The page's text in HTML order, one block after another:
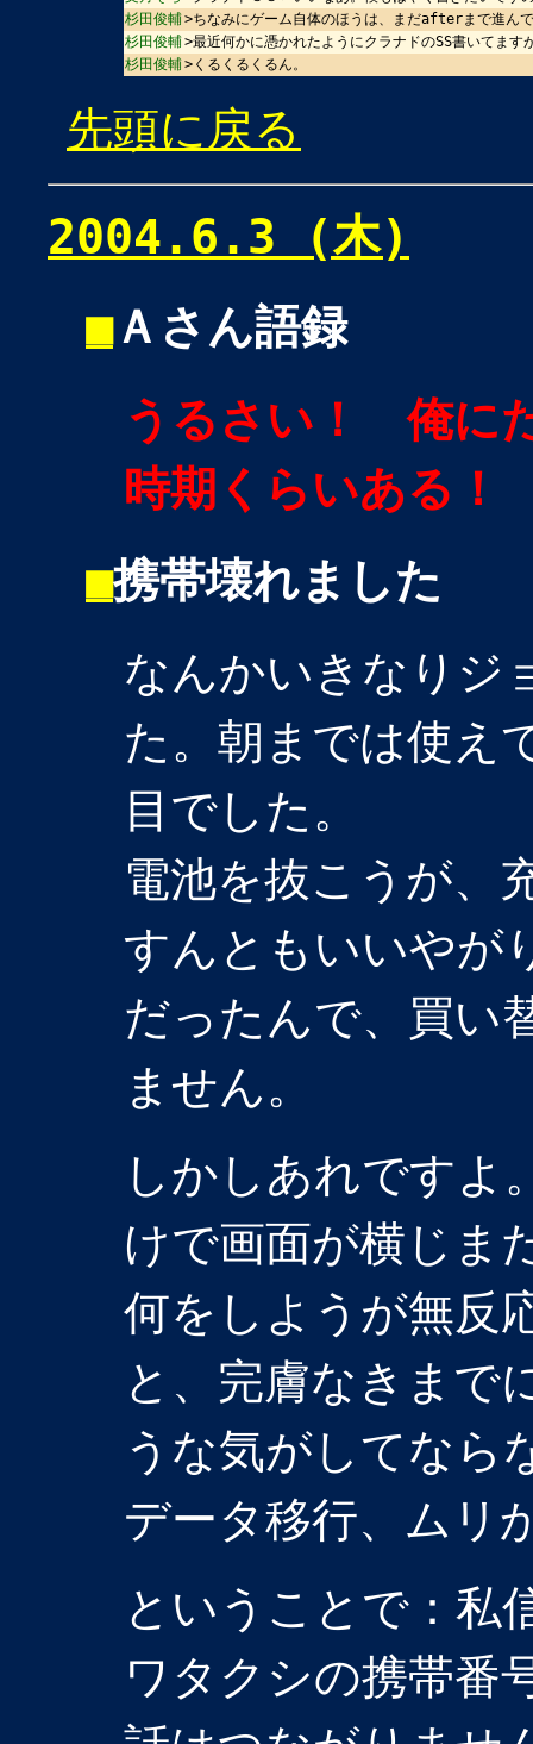
杉田俊輔>ちなみにゲーム自体のほうは、まだafterまで進ん
杉田俊輔>最近何かに憑かれたようにクラナドのSS書いてます
杉田俊輔>くるくるくるん。
先頭に戻る
2004.6.3 (木)
■Ａさん語録
うるさい！ 俺に
時期くらいある！
■携帯壊れました
なんかいきなりジ
た。朝までは使え
目でした。
電池を抜こうが、
すんともいいやが
だったんで、買い
ません。
しかしあれですよ
けで画面が横じま
何をしようが無反
と、完膚なきまで
うな気がしてなら
データ移行、ムリ
ということで：私
ワタクシの携帯番